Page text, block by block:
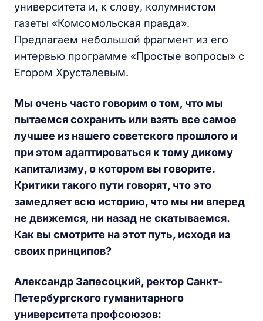
университета и, к слову, колумнистом
газеты «Комсомольская правда».
Предлагаем небольшой фрагмент из его
интервью программе «Простые вопросы» с
Егором Хрусталевым.
Мы очень часто говорим о том, что мы
пытаемся сохранить или взять все самое
лучшее из нашего советского прошлого и
при этом адаптироваться к тому дикому
капитализму, о котором вы говорите.
Критики такого пути говорят, что это
замедляет всю историю, что мы ни вперед
не движемся, ни назад не скатываемся.
Как вы смотрите на этот путь, исходя из
своих принципов?
Александр Запесоцкий, ректор Санкт-
Петербургского гуманитарного
университета профсоюзов: